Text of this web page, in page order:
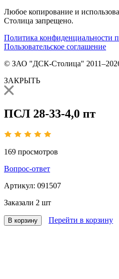
Любое копирование и
Столица запрещено.
Политика конфиденциальности
Пользовательское соглашение
© ЗАО "ДСК-Столица"
ЗАКРЫТЬ
ПСЛ 28-33-4,0 пт
169 просмотров
Вопрос-ответ
Артикул: 091507
Заказали 2 шт
В корзину Перейти в корзину